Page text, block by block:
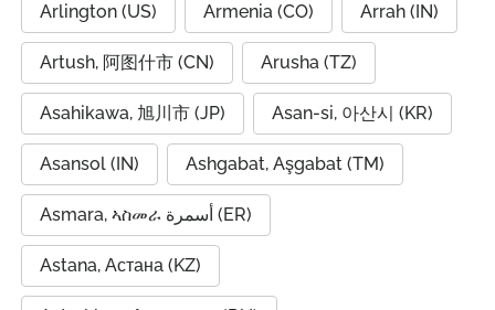
Arlington (US) Armenia (CO) Arrah (IN)
Artush, 阿图什市 (CN) Arusha (TZ)
Asahikawa, 旭川市 (JP) Asan-si, 아산시 (KR)
Asansol (IN) Ashgabat, Aşgabat (TM)
Asmara, ኣስመራ أسمرة (ER)
Astana, Астана (KZ)